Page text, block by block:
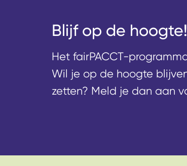
Blijf op de hoogte!
Het fairPACCT-
Wil je op de hoogte
zetten? Meld je dan aan